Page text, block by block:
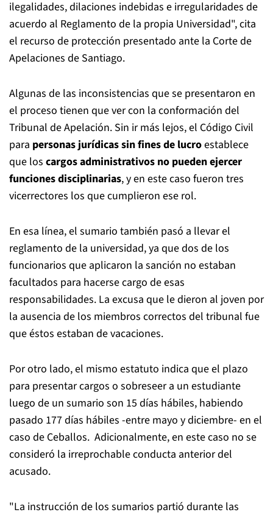
ilegalidades, dilaciones indebidas e irregularidades de
acuerdo al Reglamento de la propia Universidad", cita
el recurso de protección presentado ante la Corte de
Apelaciones de Santiago.
Algunas de las inconsistencias que se presentaron en
el proceso tienen que ver con la conformación del
Tribunal de Apelación. Sin ir más lejos, el Código Civil
para personas jurídicas sin fines de lucroestablece
que los cargos administrativos no pueden ejercer
funciones disciplinarias, y en este caso fueron tres
vicerrectores los que cumplieron ese rol.
En esa línea, el sumario también pasó a llevar el
reglamento de la universidad, ya que dos de los
funcionarios que aplicaron la sanción no estaban
facultados para hacerse cargo de esas
responsabilidades. La excusa que le dieron al joven por
la ausencia de los miembros correctos del tribunal fue
que éstos estaban de vacaciones.
Por otro lado, el mismo estatuto indica que el plazo
para presentar cargos o sobreseer a un estudiante
luego de un sumario son 15 días hábiles, habiendo
pasado 177 días hábiles -entre mayo y diciembre- en el
caso de Ceballos. Adicionalmente, en este caso no se
consideró la irreprochable conducta anterior del
acusado.
"La instrucción de los sumarios partió durante las